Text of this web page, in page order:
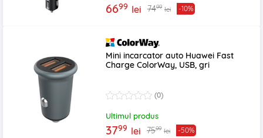
6699 lei 7499 lei -10%
Mini incarcator auto Huawei Fast
Charge ColorWay, USB, gri
(0)
Ultimul produs
3799 lei 7599 lei -50%